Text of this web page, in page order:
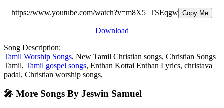
https://www.youtube.com/watch?v=m8X5_TSEqgw Copy Me
Download
Song Description:
Tamil Worship Songs, New Tamil Christian songs, Christian Songs
Tamil, Tamil gospel songs, Enthan Kottai Enthan Lyrics, christava
padal, Christian worship songs,
🎤 More Songs By Jeswin Samuel